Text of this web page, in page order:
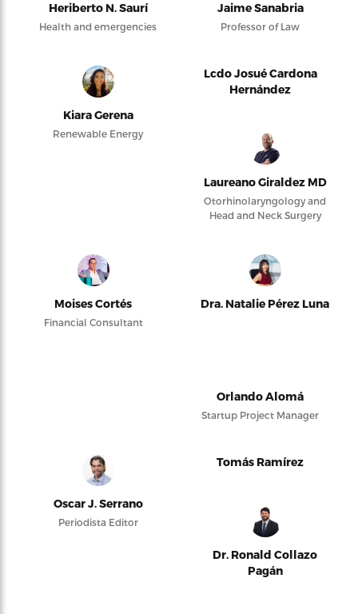
Heriberto N. Saurí
Health and emergencies
Jaime Sanabria
Professor of Law
Kiara Gerena
Renewable Energy
Lcdo Josué Cardona
Hernández
Laureano Giraldez MD
Otorhinolaryngology and
Head and Neck Surgery
Moises Cortés
Financial Consultant
Dra. Natalie Pérez Luna
Orlando Alomá
Startup Project Manager
Oscar J. Serrano
Periodista Editor
Tomás Ramírez
Dr. Ronald Collazo
Pagán